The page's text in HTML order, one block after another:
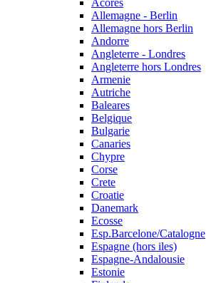
Acores
Allemagne - Berlin
Allemagne hors Berlin
Andorre
Angleterre - Londres
Angleterre hors Londres
Armenie
Autriche
Baleares
Belgique
Bulgarie
Canaries
Chypre
Corse
Crete
Croatie
Danemark
Ecosse
Esp.Barcelone/Catalogne
Espagne (hors iles)
Espagne-Andalousie
Estonie